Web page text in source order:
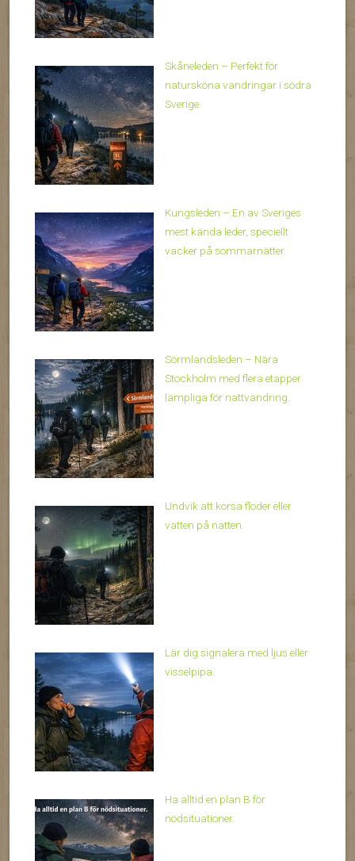
Skåneleden – Perfekt för
natursköna vandringar i södra
Sverige.
Kungsleden – En av Sveriges
mest kända leder, speciellt
vacker på sommarnätter.
Sörmlandsleden – Nära
Stockholm med flera etapper
lämpliga för nattvandring.
Undvik att korsa floder eller
vatten på natten.
Lär dig signalera med ljus eller
visselpipa.
Ha alltid en plan B för
nödsituationer.